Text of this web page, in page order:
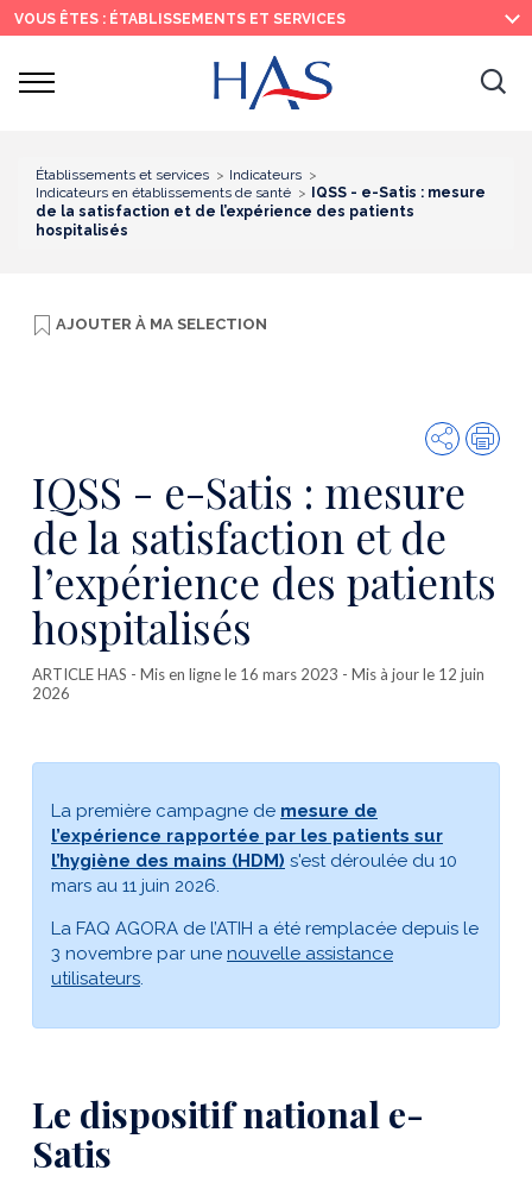
Recherche
Menu
principal
Contenu
principal
VOUS ÊTES : ÉTABLISSEMENTS ET SERVICES
Ouvrir
Établissements et services
Indicateurs
Indicateurs en établissements de santé
IQSS - e-Satis : mesure
de la satisfaction et de l’expérience des patients
hospitalisés
AJOUTER À MA SELECTION
Partager
IQSS - e-Satis : mesure
de la satisfaction et de
l’expérience des patients
hospitalisés
ARTICLE HAS - Mis en ligne le 16 mars 2023 - Mis à jour le 12 juin
2026
La première campagne de mesure de
l’expérience rapportée par les patients sur
l’hygiène des mains (HDM) s'est déroulée du 10
mars au 11 juin 2026.
La FAQ AGORA de l’ATIH a été remplacée depuis le
3 novembre par une nouvelle assistance
utilisateurs.
Le dispositif national e-
Satis